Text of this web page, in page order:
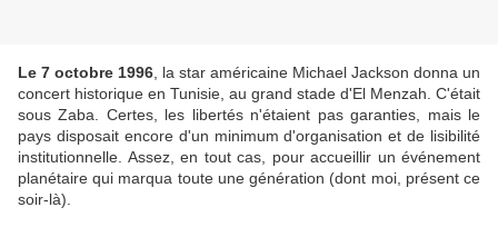
Le 7 octobre 1996 , la star américaine Michael Jackson donna un
concert historique en Tunisie, au grand stade d'El Menzah. C'était
sous Zaba. Certes, les libertés n'étaient pas garanties, mais le
pays disposait encore d'un minimum d'organisation et de lisibilité
institutionnelle. Assez, en tout cas, pour accueillir un événement
planétaire qui marqua toute une génération (dont moi, présent ce
soir-là).